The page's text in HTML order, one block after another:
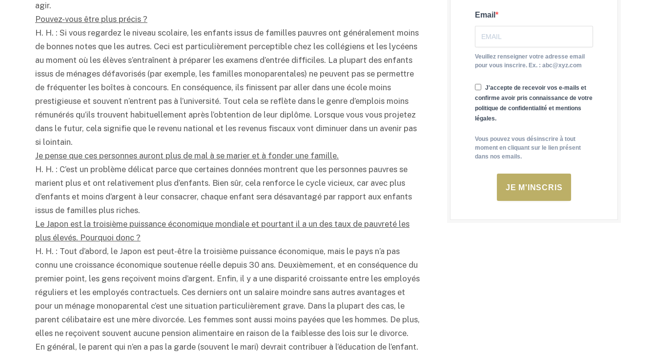
agir.
Pouvez-vous être plus précis ?
H. H. : Si vous regardez le niveau scolaire, les enfants issus de familles pauvres ont généralement moins
de bonnes notes que les autres. Ceci est particulièrement perceptible chez les collégiens et les lycéens
au moment où les élèves s’entraînent à préparer les examens d’entrée difficiles. La plupart des enfants
issus de ménages défavorisés (par exemple, les familles monoparentales) ne peuvent pas se permettre
de fréquenter les boîtes à concours. En conséquence, ils finissent par aller dans une école moins
prestigieuse et souvent n’entrent pas à l’université. Tout cela se reflète dans le genre d’emplois moins
rémunérés qu’ils trouvent habituellement après l’obtention de leur diplôme. Lorsque vous vous projetez
dans le futur, cela signifie que le revenu national et les revenus fiscaux vont diminuer dans un avenir pas
si lointain.
Je pense que ces personnes auront plus de mal à se marier et à fonder une famille.
H. H. : C’est un problème délicat parce que certaines données montrent que les personnes pauvres se
marient plus et ont relativement plus d’enfants. Bien sûr, cela renforce le cycle vicieux, car avec plus
d’enfants et moins d’argent à leur consacrer, chaque enfant sera désavantagé par rapport aux enfants
issus de familles plus riches.
Le Japon est la troisième puissance économique mondiale et pourtant il a un des taux de pauvreté les
plus élevés. Pourquoi donc ?
H. H. : Tout d’abord, le Japon est peut-être la troisième puissance économique, mais le pays n’a pas
connu une croissance économique soutenue réelle depuis 30 ans. Deuxièmement, et en conséquence du
premier point, les gens reçoivent moins d’argent. Enfin, il y a une disparité croissante entre les employés
réguliers et les employés contractuels. Ces derniers ont un salaire moindre sans autres avantages et
pour un ménage monoparental c’est une situation particulièrement grave. Dans la plupart des cas, le
parent célibataire est une mère divorcée. Les femmes sont aussi moins payées que les hommes. De plus,
elles ne reçoivent souvent aucune pension alimentaire en raison de la faiblesse des lois sur le divorce.
En général, le parent qui n’en a pas la garde (souvent le mari) devrait contribuer à l’éducation de l’enfant.
Email
Veuillez renseigner votre adresse email
pour vous inscrire. Ex. : abc@xyz.com
J'accepte de recevoir vos e-mails et
confirme avoir pris connaissance de votre
politique de confidentialité et mentions
légales.
Vous pouvez vous désinscrire à tout
moment en cliquant sur le lien présent
dans nos emails.
JE M'INSCRIS